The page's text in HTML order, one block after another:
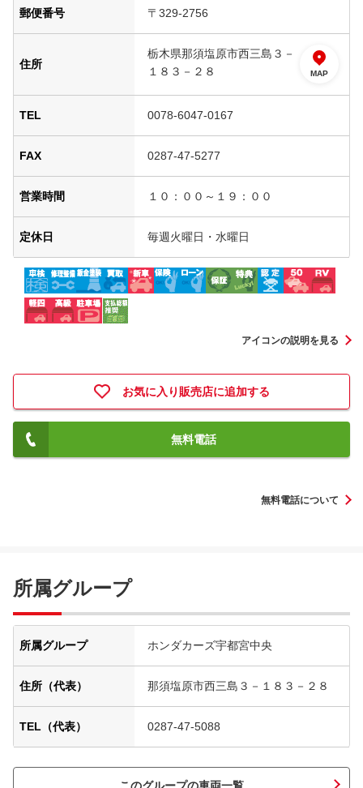
郵便番号 〒329-2756
住所
栃木県那須塩原市西三島３－
１８３－２８
MAP
TEL 0078-6047-0167
FAX 0287-47-5277
営業時間 １０：００～１９：００
定休日 毎週火曜日・水曜日
アイコンの説明を見る
お気に入り販売店に追加する
無料電話
無料電話について
所属グループ
所属グループ ホンダカーズ宇都宮中央
住所（代表） 那須塩原市西三島３－１８３－２８
TEL（代表） 0287-47-5088